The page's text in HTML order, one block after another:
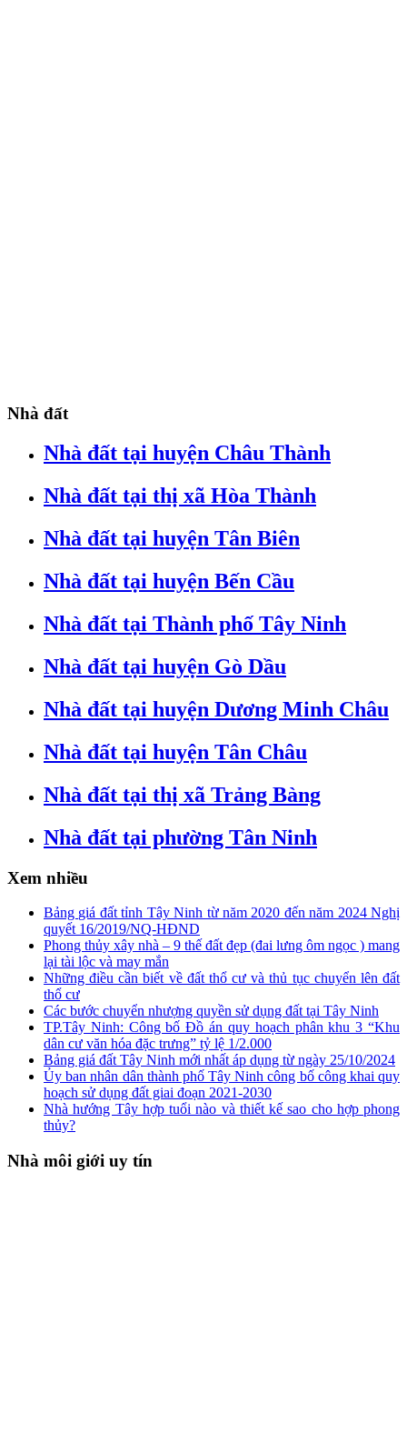
Nhà đất
Nhà đất tại huyện Châu Thành
Nhà đất tại thị xã Hòa Thành
Nhà đất tại huyện Tân Biên
Nhà đất tại huyện Bến Cầu
Nhà đất tại Thành phố Tây Ninh
Nhà đất tại huyện Gò Dầu
Nhà đất tại huyện Dương Minh Châu
Nhà đất tại huyện Tân Châu
Nhà đất tại thị xã Trảng Bàng
Nhà đất tại phường Tân Ninh
Xem nhiều
Bảng giá đất tỉnh Tây Ninh từ năm 2020 đến năm 2024 Nghị
quyết 16/2019/NQ-HĐND
Phong thủy xây nhà – 9 thế đất đẹp (đai lưng ôm ngọc ) mang
lại tài lộc và may mắn
Những điều cần biết về đất thổ cư và thủ tục chuyển lên đất
thổ cư
Các bước chuyển nhượng quyền sử dụng đất tại Tây Ninh
TP.Tây Ninh: Công bố Đồ án quy hoạch phân khu 3 “Khu
dân cư văn hóa đặc trưng” tỷ lệ 1/2.000
Bảng giá đất Tây Ninh mới nhất áp dụng từ ngày 25/10/2024
Ủy ban nhân dân thành phố Tây Ninh công bố công khai quy
hoạch sử dụng đất giai đoạn 2021-2030
Nhà hướng Tây hợp tuổi nào và thiết kế sao cho hợp phong
thủy?
Nhà môi giới uy tín